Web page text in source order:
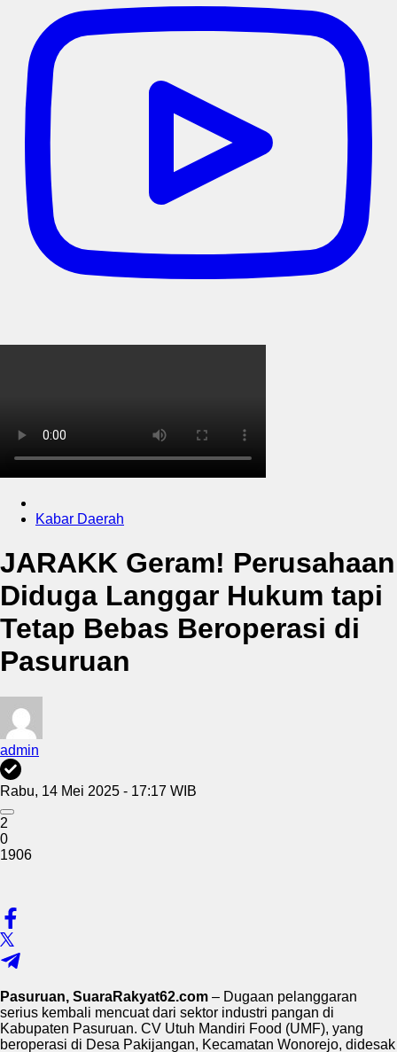
Kabar Daerah
JARAKK Geram! Perusahaan
Diduga Langgar Hukum tapi
Tetap Bebas Beroperasi di
Pasuruan
admin
Rabu, 14 Mei 2025 - 17:17 WIB
2
0
1906
Pasuruan, SuaraRakyat62.com – Dugaan pelanggaran
serius kembali mencuat dari sektor industri pangan di
Kabupaten Pasuruan. CV Utuh Mandiri Food (UMF), yang
beroperasi di Desa Pakijangan, Kecamatan Wonorejo, didesak